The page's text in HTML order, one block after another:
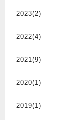
2023(2)
2022(4)
2021(9)
2020(1)
2019(1)